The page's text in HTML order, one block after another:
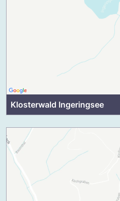
Klosterwald Ingeringsee